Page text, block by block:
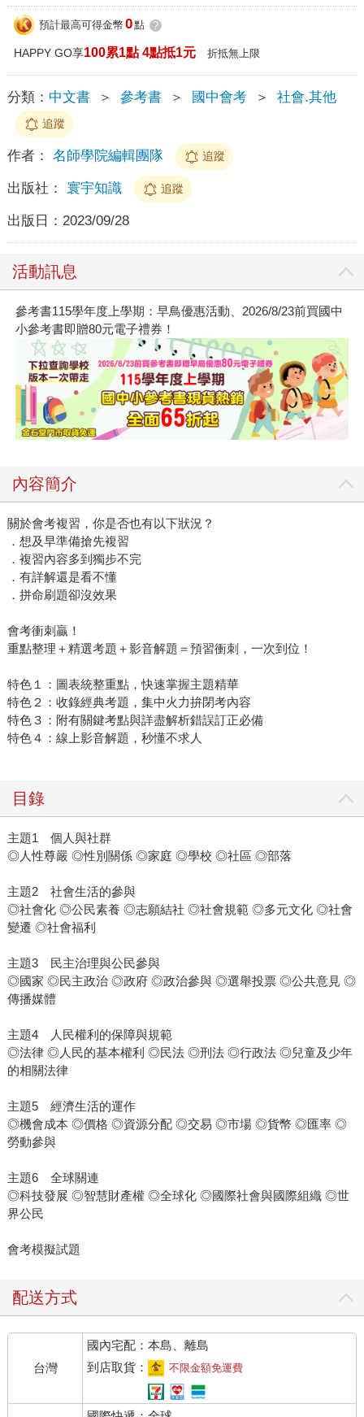
預計最高可得金幣 0點 ?
HAPPY GO享100累1點 4點抵1元 折抵無上限
分類： 中文書 ＞ 參考書 ＞ 國中會考 ＞ 社會.其他
追蹤
作者： 名師學院編輯團隊 追蹤
出版社： 寰宇知識 追蹤
出版日： 2023/09/28
活動訊息
參考書115學年度上學期：早鳥優惠活動、2026/8/23前買國中
小參考書即贈80元電子禮券！
內容簡介
關於會考複習，你是否也有以下狀況？
．想及早準備搶先複習
．複習內容多到獨步不完
．有詳解還是看不懂
．拼命刷題卻沒效果
會考衝刺贏！
重點整理＋精選考題＋影音解題＝預習衝刺，一次到位！
特色１：圖表統整重點，快速掌握主題精華
特色２：收錄經典考題，集中火力拚閉考內容
特色３：附有關鍵考點與詳盡解析錯誤訂正必備
特色４：線上影音解題，秒懂不求人
目錄
主題1 個人與社群
◎人性尊嚴 ◎性別關係 ◎家庭 ◎學校 ◎社區 ◎部落
主題2 社會生活的參與
◎社會化 ◎公民素養 ◎志願結社 ◎社會規範 ◎多元文化 ◎社會
變遷 ◎社會福利
主題3 民主治理與公民參與
◎國家 ◎民主政治 ◎政府 ◎政治參與 ◎選舉投票 ◎公共意見 ◎
傳播媒體
主題4 人民權利的保障與規範
◎法律 ◎人民的基本權利 ◎民法 ◎刑法 ◎行政法 ◎兒童及少年
的相關法律
主題5 經濟生活的運作
◎機會成本 ◎價格 ◎資源分配 ◎交易 ◎市場 ◎貨幣 ◎匯率 ◎
勞動參與
主題6 全球關連
◎科技發展 ◎智慧財產權 ◎全球化 ◎國際社會與國際組織 ◎世
界公民
會考模擬試題
配送方式
台灣
國內宅配：本島、離島
到店取貨：
不限金額免運費